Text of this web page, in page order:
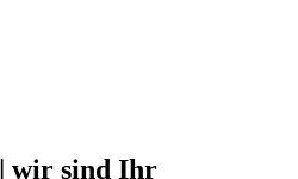
wir sind Ihr